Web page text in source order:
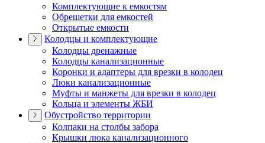
Комплектующие к емкостям
Обрешетки для емкостей
Открытые емкости
Колодцы и комплектующие
Колодцы дренажные
Колодцы канализационные
Коронки и адаптеры для врезки в колодец
Люки канализационные
Муфты и манжеты для врезки в колодец
Кольца и элементы ЖБИ
Обустройство территории
Колпаки на столбы забора
Крышки люка канализационного